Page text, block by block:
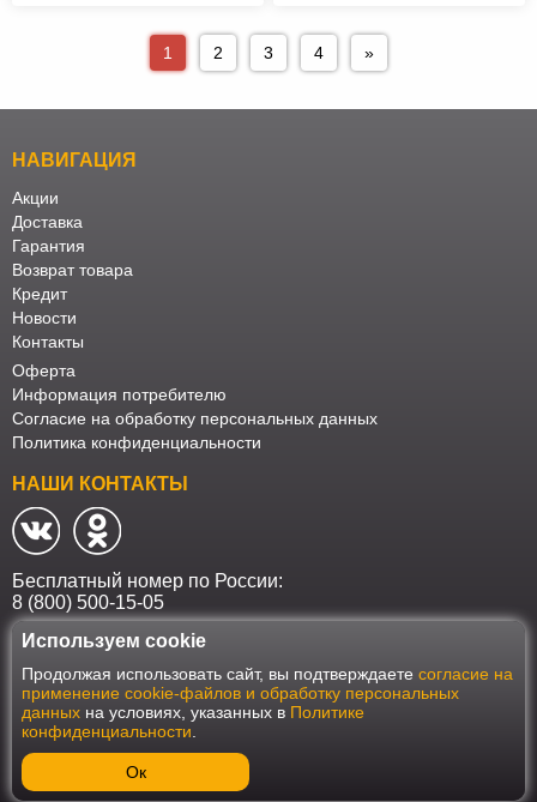
1 2 3 4 »
НАВИГАЦИЯ
Акции
Доставка
Гарантия
Возврат товара
Кредит
Новости
Контакты
Оферта
Информация потребителю
Согласие на обработку персональных данных
Политика конфиденциальности
НАШИ КОНТАКТЫ
Бесплатный номер по России:
8 (800) 500-15-05
Наш интернет-магазин работает в соответствии с требованиями
Федерального закона от 27 июля 2006 года №152-ФЗ "О персональных
данных". Оформить заказ на сайте Мебеласка возможно только при
наличии согласия на обработку Ваших персональных данных. Для
улучшения работы сайта и его взаимодействия с пользователями мы
используем файлы cookie. Продолжая пользоваться сайтом, вы
соглашаетесь с использованием cookie.
Используем cookie
Продолжая использовать сайт, вы подтверждаете согласие на
применение cookie-файлов и обработку персональных
данных на условиях, указанных в Политике
конфиденциальности
Ок